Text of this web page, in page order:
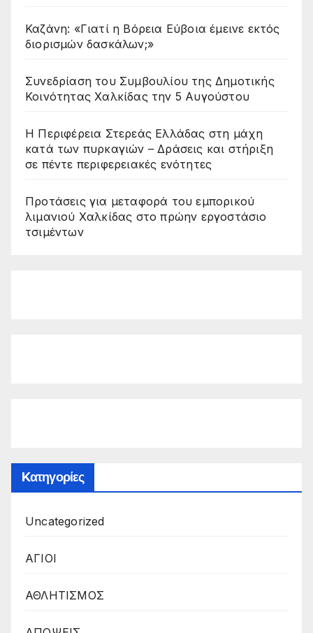
Καζάνη: «Γιατί η Βόρεια Εύβοια έμεινε εκτός
διορισμών δασκάλων;»
Συνεδρίαση του Συμβουλίου της Δημοτικής
Κοινότητας Χαλκίδας την 5 Αυγούστου
Η Περιφέρεια Στερεάς Ελλάδας στη μάχη
κατά των πυρκαγιών – Δράσεις και στήριξη
σε πέντε περιφερειακές ενότητες
Προτάσεις για μεταφορά του εμπορικού
λιμανιού Χαλκίδας στο πρώην εργοστάσιο
τσιμέντων
Kατηγορίες
Uncategorized
ΑΓΙΟΙ
ΑΘΛΗΤΙΣΜΟΣ